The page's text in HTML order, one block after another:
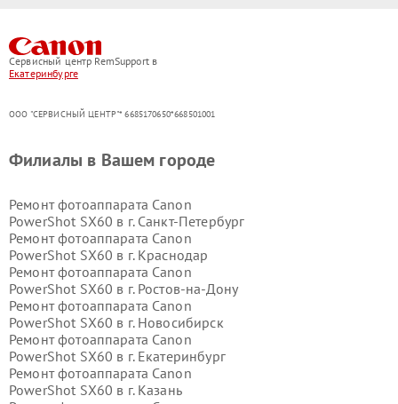
Сервисный центр RemSupport в
Екатеринбурге
ООО "СЕРВИСНЫЙ ЦЕНТР"* 6685170650*668501001
Филиалы в Вашем городе
Ремонт фотоаппарата Canon
PowerShot SX60 в г. Санкт-Петербург
Ремонт фотоаппарата Canon
PowerShot SX60 в г. Краснодар
Ремонт фотоаппарата Canon
PowerShot SX60 в г. Ростов-на-Дону
Ремонт фотоаппарата Canon
PowerShot SX60 в г. Новосибирск
Ремонт фотоаппарата Canon
PowerShot SX60 в г. Екатеринбург
Ремонт фотоаппарата Canon
PowerShot SX60 в г. Казань